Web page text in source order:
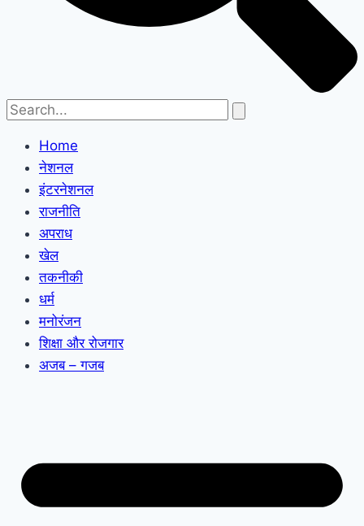
Home
नेशनल
इंटरनेशनल
राजनीति
अपराध
खेल
तकनीकी
धर्म
मनोरंजन
शिक्षा और रोजगार
अजब – गजब